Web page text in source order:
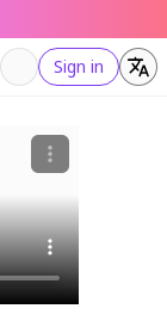
Sign in